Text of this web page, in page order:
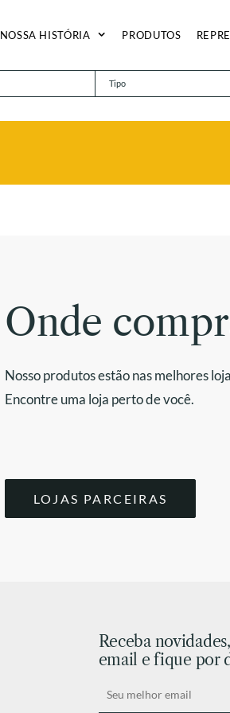
NOSSA HISTÓRIA PRODUTOS
Tipo
Onde
Nosso produtos estão nas melhores
Encontre uma loja perto de você.
LOJAS PARCEIRAS
Receba
email e fique por